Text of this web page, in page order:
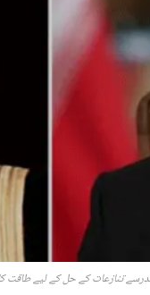
تنازعات کے حل کے لیے طاقت